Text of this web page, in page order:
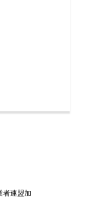
者連盟加